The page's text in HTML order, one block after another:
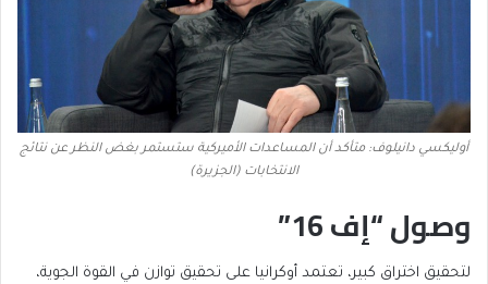
أوليكسي دانيلوف: متأكد أن المساعدات الأميركية ستستمر بغض النظر عن نتائج
الانتخابات (الجزيرة)
وصول “إف 16”
لتحقيق اختراق كبير، تعتمد أوكرانيا على تحقيق توازن في القوة الجوية،